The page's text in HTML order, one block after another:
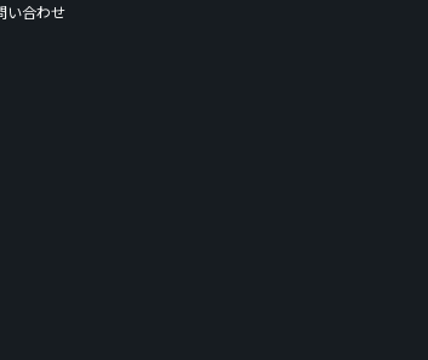
い合わせ